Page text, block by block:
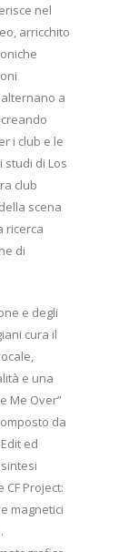
nel
arricchito
a
i club e le
studi di Los
club
scena
ricerca
di
e degli
cura il
e una
Me Over”
da
ed
Project:
magnetici